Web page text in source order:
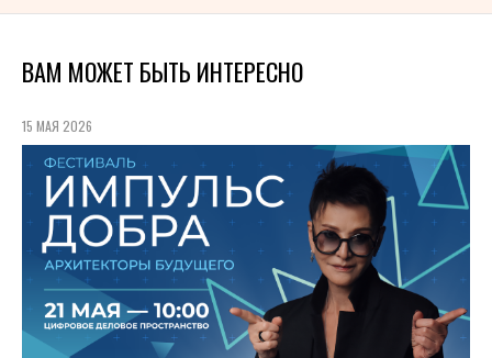
ВАМ МОЖЕТ БЫТЬ ИНТЕРЕСНО
15 МАЯ 2026